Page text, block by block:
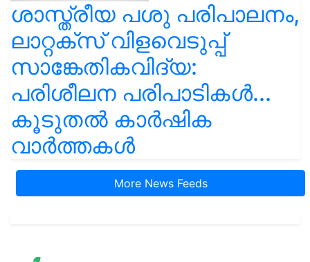
ശാസ്ത്രീയ പശു പരിപാലനം,
ലാറ്റക്സ് വിളവെടുപ്പ്
സാങ്കേതികവിദ്യ:
പരിശീലന പരിപാടികൾ...
കൂടുതൽ കാർഷിക
വാർത്തകൾ
More News Feeds